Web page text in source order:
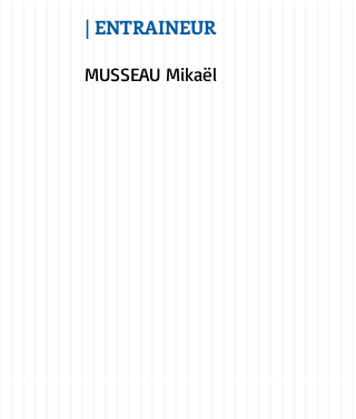
| ENTRAINEUR
MUSSEAU Mikaël